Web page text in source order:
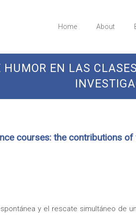
Home About
HUMOR EN LAS
courses: the contributions
y el rescate simultáneo de